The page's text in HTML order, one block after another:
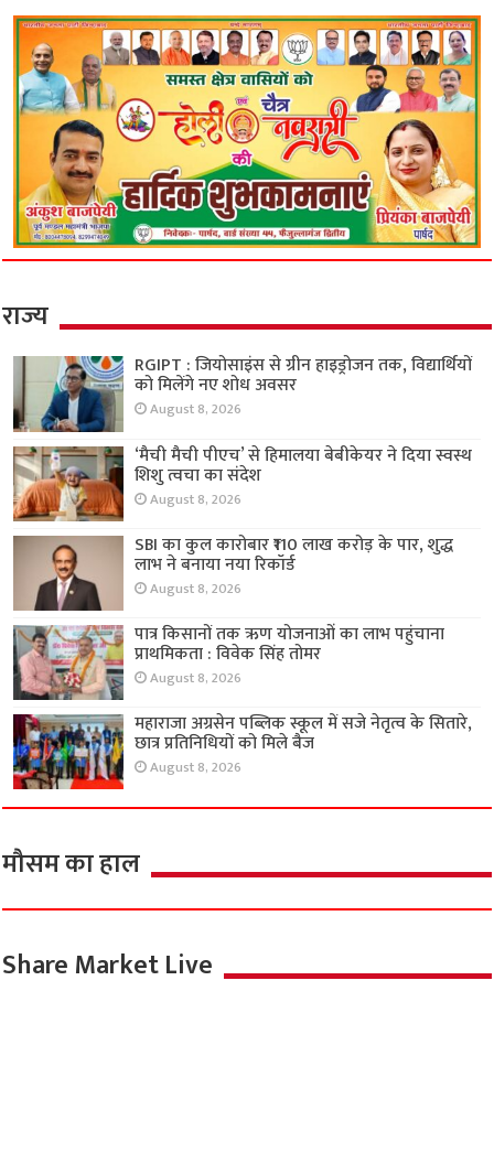
राज्य
RGIPT : जियोसाइंस से ग्रीन हाइड्रोजन तक, विद्यार्थियों
को मिलेंगे नए शोध अवसर
August 8, 2026
‘मैची मैची पीएच’ से हिमालया बेबीकेयर ने दिया स्वस्थ
शिशु त्वचा का संदेश
August 8, 2026
SBI का कुल कारोबार ₹110 लाख करोड़ के पार, शुद्ध
लाभ ने बनाया नया रिकॉर्ड
August 8, 2026
पात्र किसानों तक ऋण योजनाओं का लाभ पहुंचाना
प्राथमिकता : विवेक सिंह तोमर
August 8, 2026
महाराजा अग्रसेन पब्लिक स्कूल में सजे नेतृत्व के सितारे,
छात्र प्रतिनिधियों को मिले बैज
August 8, 2026
मौसम का हाल
Share Market Live